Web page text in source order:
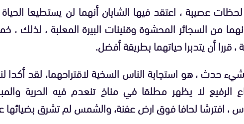
عصيبة ، اعتقد فيها الشابان أنهما لن يستطيعا
من السجائر المحشوة وقنينات البيرة المعلبة ، لذلك ،
، قررا أن يتدبرا حياتهما بطريقة أفضل.
حدث ، هو استجابة الناس السخية لاقتراحهما، لقد أكدا
الرفيع لا يظهر مطلقا في مناخ تنعدم فيه الحرية
، افترشا لحافا فوق ارض عفنة، والشمس لم تشرق بضيائها